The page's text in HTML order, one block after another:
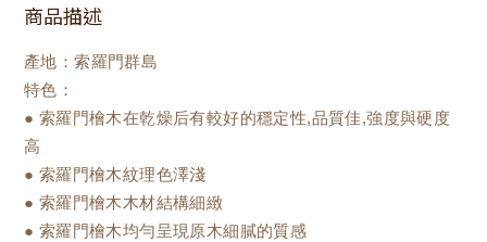
商品描述
產地：索羅門群島
特色：
● 索羅門檜木在乾燥后有較好的穩定性,品質佳,強度與硬度
高
● 索羅門檜木紋理色澤淺
● 索羅門檜木木材結構細緻
● 索羅門檜木均勻呈現原木細膩的質感